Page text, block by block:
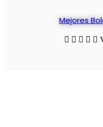
Mejores
    